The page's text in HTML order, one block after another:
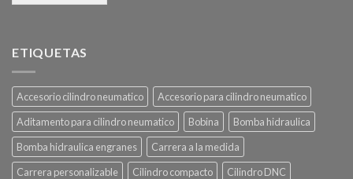
ETIQUETAS
Accesorio cilindro neumatico
Accesorio para cilindro neumatico
Aditamento para cilindro neumatico
Bobina
Bomba hidraulica
Bomba hidraulica engranes
Carrera a la medida
Carrera personalizable
Cilindro compacto
Cilindro DNC